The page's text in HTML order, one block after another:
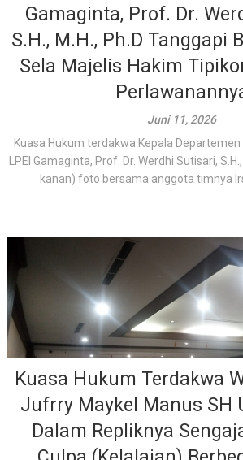
Gamaginta, Prof. Dr.
S.H., M.H., Ph.D Tanggapi
Sela Majelis Hakim
Juni 11, 2026
Kuasa Hukum terdakwa Kepala
LPEI Gamaginta, Prof. Dr. Werdhi Sutisari,
kanan) foto bersama anggota timnya
Kuasa Hukum Terdakwa
Jufrry Maykel Manus SH
Dalam Repliknya